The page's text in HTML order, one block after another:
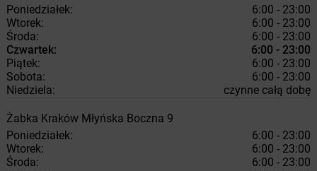
Poniedziałek:
6:00 - 23:00
Wtorek:
6:00 - 23:00
Środa:
6:00 - 23:00
Czwartek:
6:00 - 23:00
Piątek:
6:00 - 23:00
Sobota:
6:00 - 23:00
Niedziela:
czynne całą dobę
Żabka Kraków Młyńska Boczna 9
Poniedziałek:
6:00 - 23:00
Wtorek:
6:00 - 23:00
Środa:
6:00 - 23:00